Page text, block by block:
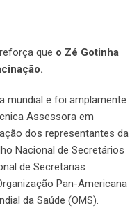
que o Zé Gotinha
mundial e foi amplamente
Assessora em
dos representantes da
Nacional de Secretários
de Secretarias
Pan-Americana
da Saúde (OMS).